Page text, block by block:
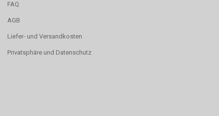
FAQ
AGB
Liefer- und Versandkosten
Privatsphäre und Datenschutz